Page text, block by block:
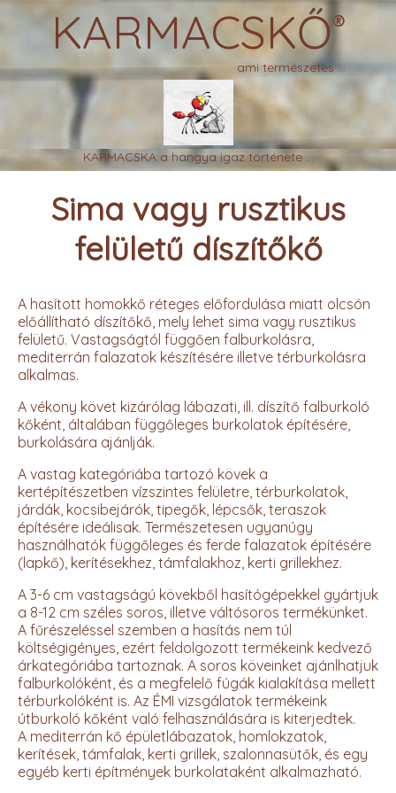
KARMACSKŐ®
ami természetes ...
KARMACSKA a hangya igaz története ...
Sima vagy rusztikus
felületű díszítőkő
A hasított homokkő réteges előfordulása miatt olcsón
előállítható díszítőkő, mely lehet sima vagy rusztikus
felületű. Vastagságtól függően falburkolásra,
mediterrán falazatok készítésére illetve térburkolásra
alkalmas.
A vékony követ kizárólag lábazati, ill. díszítő falburkoló
kőként, általában függőleges burkolatok építésére,
burkolására ajánlják.
A vastag kategóriába tartozó kövek a
kertépítészetben vízszintes felületre, térburkolatok,
járdák, kocsibejárók, tipegők, lépcsők, teraszok
építésére ideálisak. Természetesen ugyanúgy
használhatók függőleges és ferde falazatok építésére
(lapkő), kerítésekhez, támfalakhoz, kerti grillekhez.
A 3-6 cm vastagságú kövekből hasítógépekkel gyártjuk
a 8-12 cm széles soros, illetve váltósoros termékünket.
A fűrészeléssel szemben a hasítás nem túl
költségigényes, ezért feldolgozott termékeink kedvező
árkategóriába tartoznak. A soros köveinket ajánlhatjuk
falburkolóként, és a megfelelő fúgák kialakítása mellett
térburkolóként is. Az ÉMI vizsgálatok termékeink
útburkoló kőként való felhasználására is kiterjedtek.
A mediterrán kő épületlábazatok, homlokzatok,
kerítések, támfalak, kerti grillek, szalonnasütők, és egy
egyéb kerti építmények burkolataként alkalmazható.